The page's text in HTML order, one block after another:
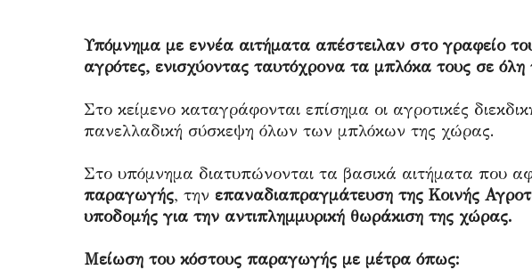
Υπόμνημα με εννέα αιτήματα απέστειλαν στο γραφείο
αγρότες, ενισχύοντας ταυτόχρονα τα μπλόκα τους σε
Στο κείμενο καταγράφονται επίσημα οι αγροτικές
πανελλαδική σύσκεψη όλων των μπλόκων της χώρας.
Στο υπόμνημα διατυπώνονται τα βασικά αιτήματα που
παραγωγής, την επαναδιαπραγμάτευση της Κοινής
υποδομής για την αντιπλημμυρική θωράκιση της χώρας.
Μείωση του κόστους παραγωγής με μέτρα όπως: